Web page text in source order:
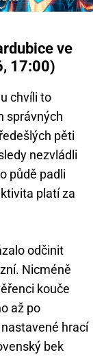
ve
17:00)
chvíli to
správných
pěti
nezvládli
půdě padli
platí za
odčinit
Nicméně
kouče
až po
hrací
bek